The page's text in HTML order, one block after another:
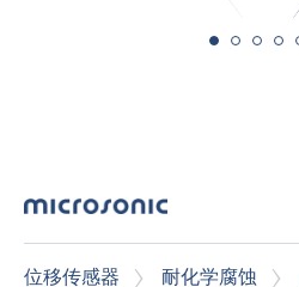
位移传感器 耐化学腐蚀